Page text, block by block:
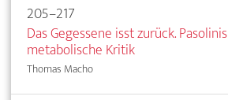
205–217
Das Gegessene isst zurück. Pasolinis
metabolische Kritik
Thomas Macho